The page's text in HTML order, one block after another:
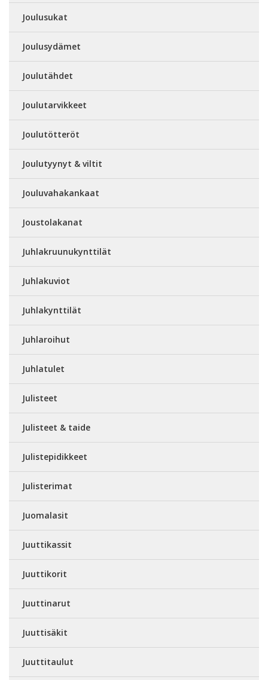
Joulusukat
Joulusydämet
Joulutähdet
Joulutarvikkeet
Joulutötteröt
Joulutyynyt & viltit
Jouluvahakankaat
Joustolakanat
Juhlakruunukynttilät
Juhlakuviot
Juhlakynttilät
Juhlaroihut
Juhlatulet
Julisteet
Julisteet & taide
Julistepidikkeet
Julisterimat
Juomalasit
Juuttikassit
Juuttikorit
Juuttinarut
Juuttisäkit
Juuttitaulut